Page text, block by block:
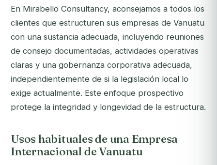
En Mirabello Consultancy, aconsejamos a todos los
clientes que estructuren sus empresas de Vanuatu
con una sustancia adecuada, incluyendo reuniones
de consejo documentadas, actividades operativas
claras y una gobernanza corporativa adecuada,
independientemente de si la legislación local lo
exige actualmente. Este enfoque prospectivo
protege la integridad y longevidad de la estructura.
Usos habituales de una Empresa
Internacional de Vanuatu